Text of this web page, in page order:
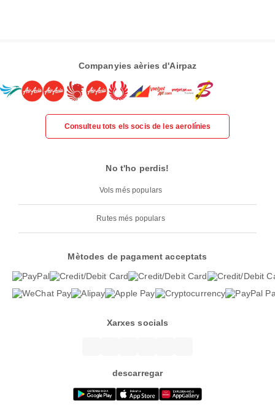
Companyies aèries d'Airpaz
Consulteu tots els socis de les aerolínies
No t'ho perdis!
Vols més populars
Rutes més populars
Mètodes de pagament acceptats
Xarxes socials
descarregar